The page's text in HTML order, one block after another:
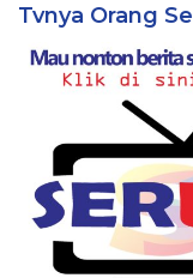
Tvnya Orang